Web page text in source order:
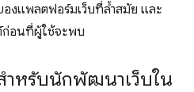
งแพลตฟอร์มเว็บที่ล้ำสมัย และ
อนที่ผู้ใช้จะพบ
หรับนักพัฒนาเว็บใน